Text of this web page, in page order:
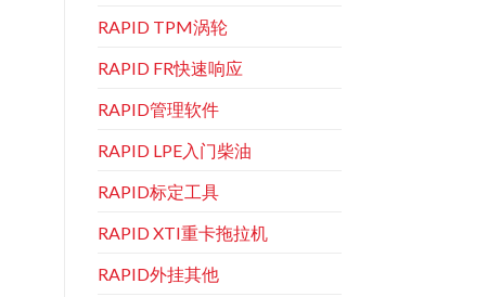
RAPID TPM涡轮
RAPID FR快速响应
RAPID管理软件
RAPID LPE入门柴油
RAPID标定工具
RAPID XTI重卡拖拉机
RAPID外挂其他